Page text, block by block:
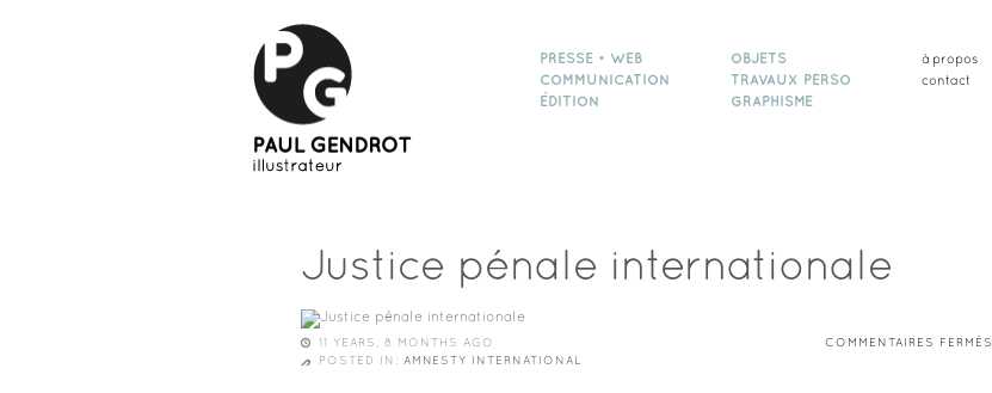
PRESSE • WEB
COMMUNICATION
ÉDITION
OBJETS
TRAVAUX PERSO
GRAPHISME
à propos
contact
Justice pénale internationale
11 YEARS, 8 MONTHS AGO COMMENTAIRES FERMÉS
POSTED IN: AMNESTY INTERNATIONAL